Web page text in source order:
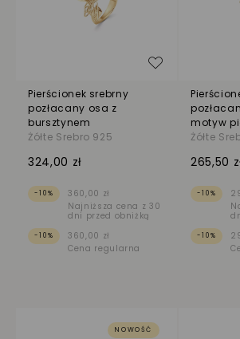
Pierścionek srebrny
pozłacany osa z
bursztynem
Żółte Srebro 925
324,00 zł
-10%
360,00 zł
Najniższa cena z 30
dni przed obniżką
-10%
360,00 zł
Cena regularna
Dodaj do
motyw
Żółte
265,50
-10%
-10%
NOWOŚĆ